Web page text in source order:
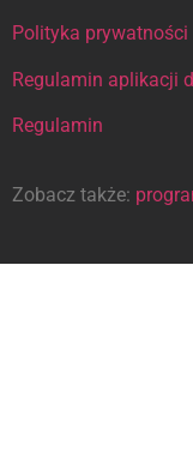
Polityka prywatności
Regulamin aplikacji
Regulamin
Zobacz także: